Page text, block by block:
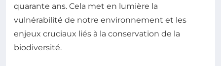
quarante ans. Cela met en lumière la
vulnérabilité de notre environnement et les
enjeux cruciaux liés à la conservation de la
biodiversité.